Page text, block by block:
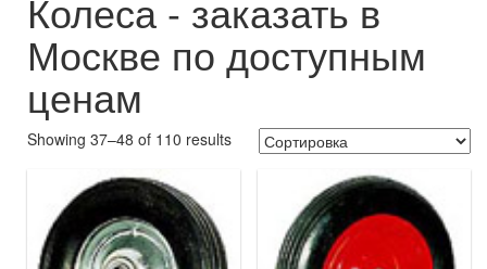
Колеса - заказать в
Москве по доступным
ценам
Showing 37–48 of 110 results